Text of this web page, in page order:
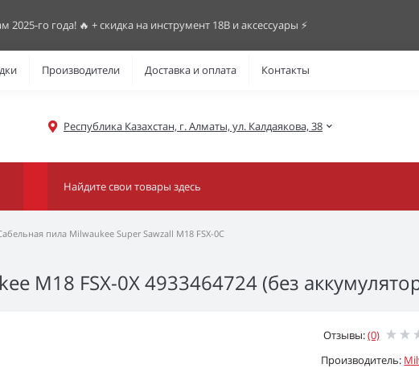
го года! 🔥 + скидка на инструмент 18В и аксессуары ⚡️
Производители Доставка и оплата Контакты
Республика Казахстан, г. Алматы, ул. Калдаякова, 38
пила Milwaukee Super Sawzall M18 FSX-0C
M18 FSX-0X 4933464724 (без
Отзывы:(0)
Производитель: